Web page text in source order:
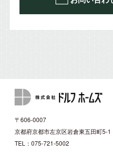
〒606-0007
京都府京都市左京区岩倉東五田町5-1
TEL：075-721-5002